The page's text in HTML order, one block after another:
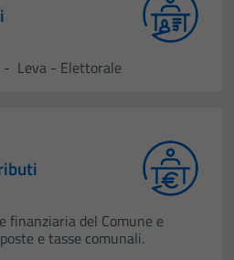
- Leva - Elettorale
finanziaria del Comune e
e tasse comunali.